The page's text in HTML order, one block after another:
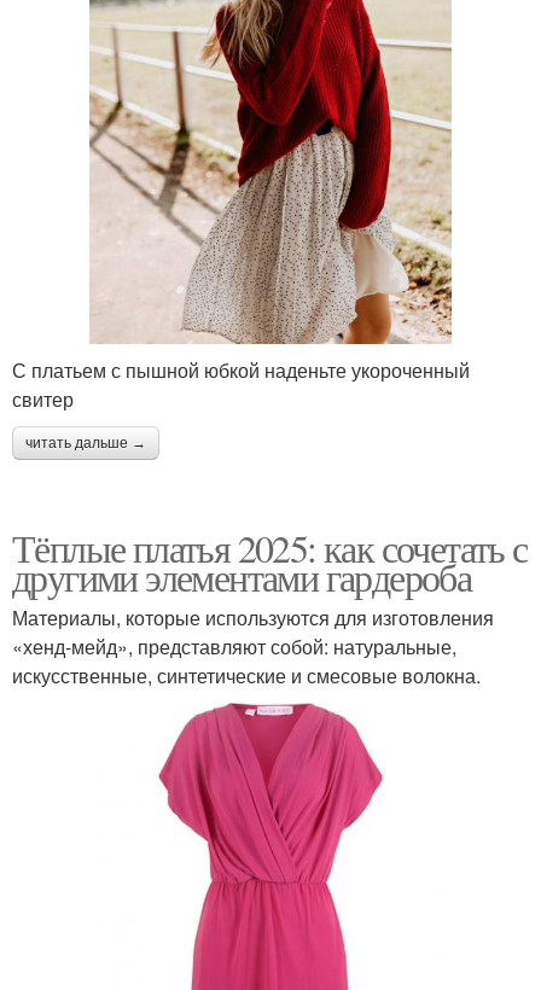
С платьем с пышной юбкой наденьте укороченный
свитер
читать дальше →
Тёплые платья 2025: как сочетать с
другими элементами гардероба
Материалы, которые используются для изготовления
«хенд-мейд», представляют собой: натуральные,
искусственные, синтетические и смесовые волокна.